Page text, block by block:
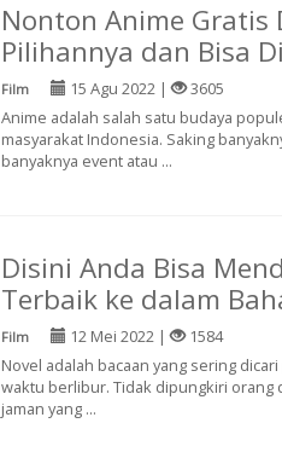
Nonton Anime Gratis
Pilihannya dan Bisa
Film 15 Agu 2022 |
3605
Anime adalah salah satu budaya
masyarakat Indonesia. Saking
banyaknya event atau ...
Disini Anda Bisa
Terbaik ke dalam
Film 12 Mei 2022 |
1584
Novel adalah bacaan yang sering
waktu berlibur. Tidak dipungkiri orang
jaman yang ...